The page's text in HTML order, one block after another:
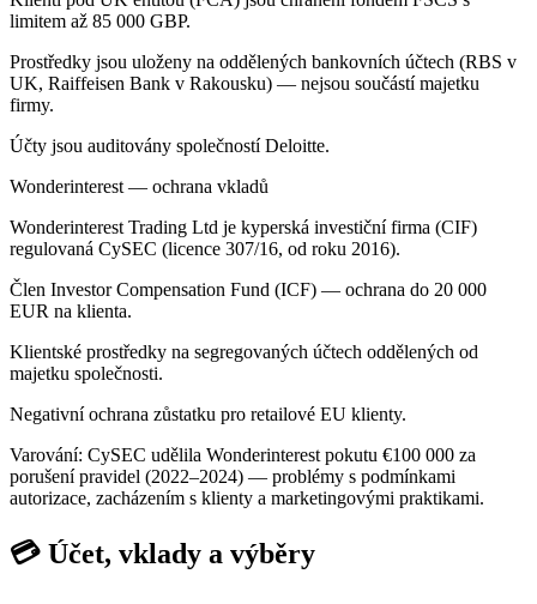
limitem až 85 000 GBP.
Prostředky jsou uloženy na oddělených bankovních účtech (RBS v
UK, Raiffeisen Bank v Rakousku) — nejsou součástí majetku
firmy.
Účty jsou auditovány společností Deloitte.
Wonderinterest — ochrana vkladů
Wonderinterest Trading Ltd je kyperská investiční firma (CIF)
regulovaná CySEC (licence 307/16, od roku 2016).
Člen Investor Compensation Fund (ICF) — ochrana do 20 000
EUR na klienta.
Klientské prostředky na segregovaných účtech oddělených od
majetku společnosti.
Negativní ochrana zůstatku pro retailové EU klienty.
Varování: CySEC udělila Wonderinterest pokutu €100 000 za
porušení pravidel (2022–2024) — problémy s podmínkami
autorizace, zacházením s klienty a marketingovými praktikami.
💳 Účet, vklady a výběry